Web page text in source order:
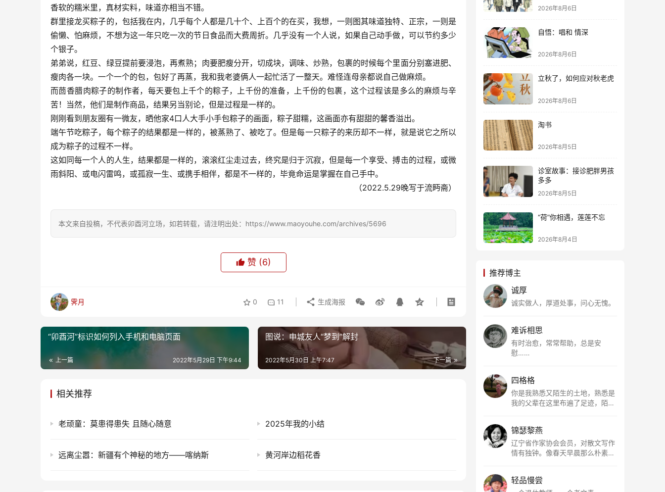
香软的糯米里，真材实料，味道亦相当不错。
群里接龙买粽子的，包括我在内，几乎每个人都是几十个、上百个的在买，我想，一则图其味道独特、正宗，一则是
偷懒、怕麻烦，不想为这一年只吃一次的节日食品而大费周折。几乎没有一个人说，如果自己动手做，可以节约多少
个银子。
弟弟说，红豆、绿豆提前要浸泡，再煮熟；肉要肥瘦分开，切成块，调味、炒熟，包裹的时候每个里面分别塞进肥、
瘦肉各一块。一个一个的包，包好了再蒸，我和我老婆俩人一起忙活了一整天。难怪连母亲都说自己做麻烦。
而茴香腊肉粽子的制作者，每天要包上千个的粽子，上千份的准备，上千份的包裹，这个过程该是多么的麻烦与辛
苦！当然，他们是制作商品，结果另当别论，但是过程是一样的。
刚刚看到朋友圈有一微友，晒他家4口人大手小手包粽子的画面，粽子甜糯，这画面亦有甜甜的馨香溢出。
端午节吃粽子，每个粽子的结果都是一样的，被蒸熟了、被吃了。但是每一只粽子的来历却不一样，就是说它之所以
成为粽子的过程不一样。
这如同每一个人的人生，结果都是一样的，滚滚红尘走过去，终究是归于沉寂，但是每一个享受、搏击的过程，或微
雨斜阳、或电闪雷鸣，或孤寂一生、或携手相伴，都是不一样的，毕竟命运是掌握在自己手中。
（2022.5.29晚写于流眄斋）
本文来自投稿，不代表卯酉河立场，如若转载，请注明出处：https://www.maoyouhe.com/archives/5696
赞 (6)
霁月 0 11 生成海报
“卯酉河”标识如何列入手机和电脑页面
上一篇 2022年5月29日 下午9:44
图说：申城友人“梦到”解封
下一篇
2022年5月30日 上午7:47
相关推荐
老顽童：莫患得患失 且随心随意 2025年我的小结
远离尘嚣：新疆有个神秘的地方——喀纳斯 黄河岸边稻花香
2026年8月6日
自悟：唱和 情深
2026年8月6日
立秋了，如何应对秋老虎
2026年8月6日
淘书
2026年8月5日
诊室故事：接诊肥胖男孩
多多
2026年8月5日
“荷”你相遇，莲莲不忘
2026年8月4日
推荐博主
诚厚
诚实做人，厚道处事，问心无愧。
难诉相思
有时治愈，常常帮助，总是安
慰……
四格格
你是我熟悉又陌生的土地，熟悉是
我的父辈在这里布遍了足迹，陌生
根所在，我用文字慢慢认识你、慢
慢熟悉你。
锦瑟黎燕
辽宁省作家协会会员，对散文写作
情有独钟。像春天早晨那么朴素，
轻品慢尝